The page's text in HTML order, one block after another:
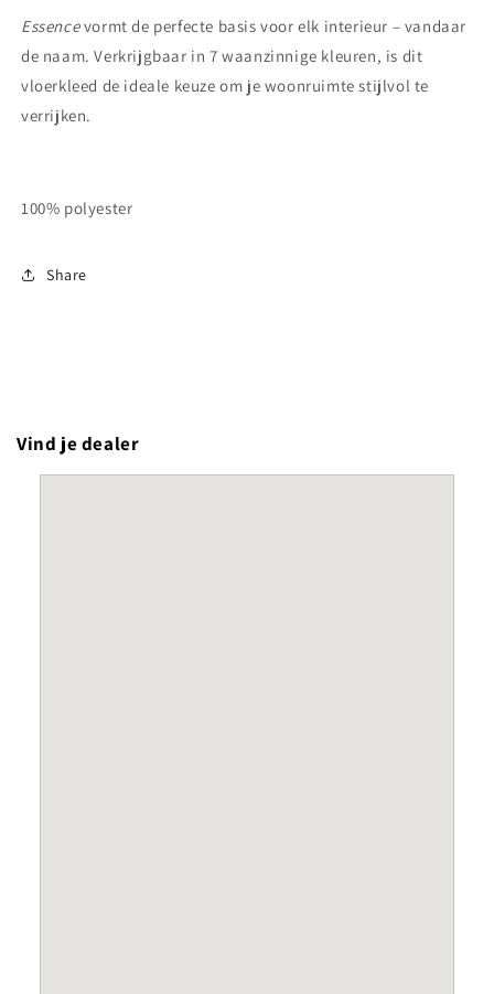
Essencevormt de perfecte basis voor elk interieur – vandaar
de naam. Verkrijgbaar in 7 waanzinnige kleuren, is dit
vloerkleed de ideale keuze om je woonruimte stijlvol te
verrijken.
100% polyester
Share
Vind je dealer